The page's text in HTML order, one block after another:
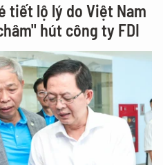
tiết lộ lý do Việt Nam
hút công ty FDI